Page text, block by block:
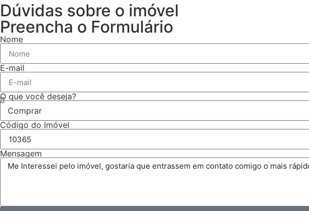
Dúvidas sobre o imóvel
Preencha o Formulário
Nome
E-mail
O que você deseja?
Código do Imóvel
Mensagem